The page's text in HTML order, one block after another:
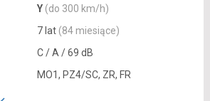
Y (do 300 km/h)
7 lat (84 miesiące)
C / A / 69 dB
MO1, PZ4/SC, ZR, FR